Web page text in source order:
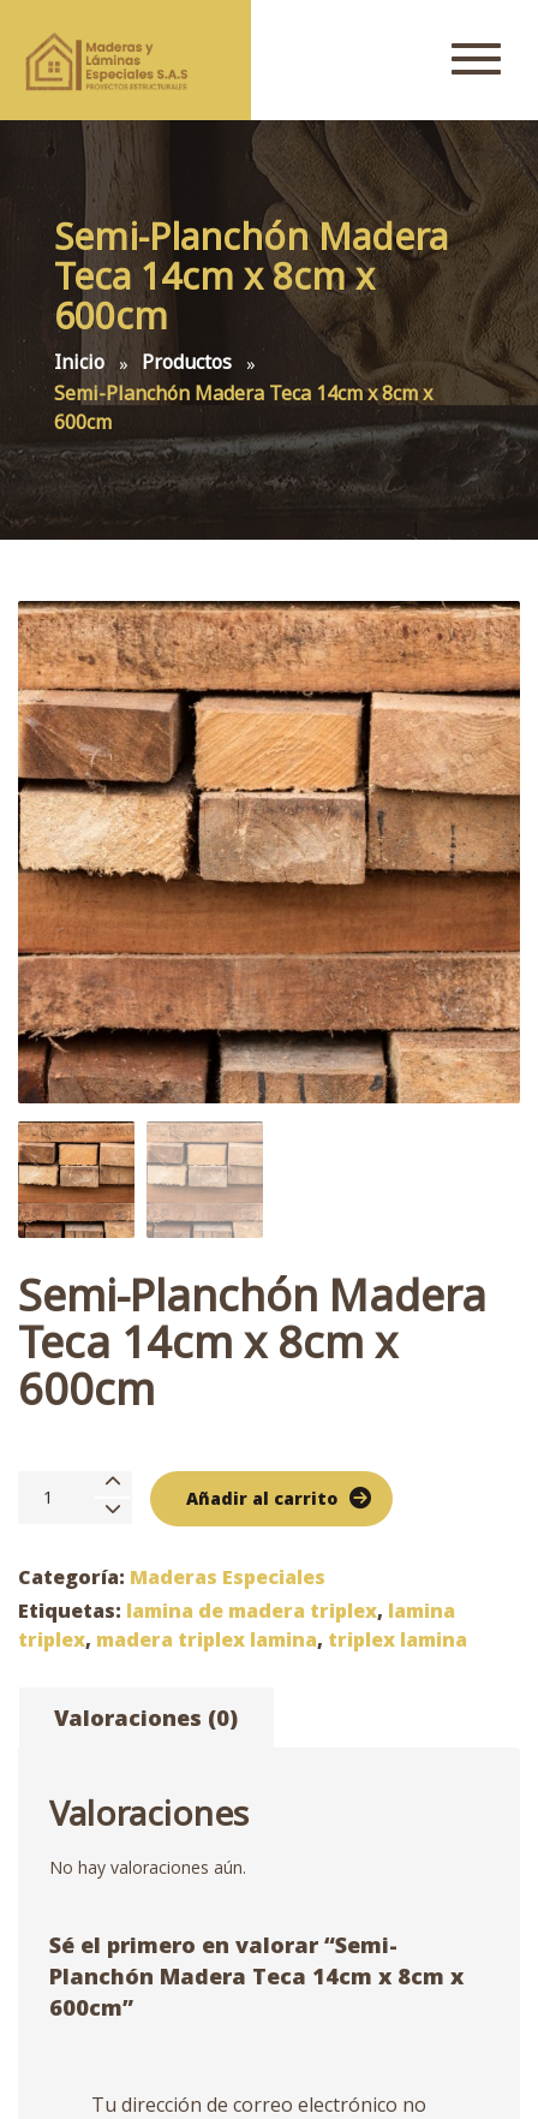
Semi-Planchón Madera
Teca 14cm x 8cm x
600cm
Inicio
Productos
Semi-Planchón Madera Teca 14cm x 8cm x
600cm
Semi-Planchón Madera
Teca 14cm x 8cm x
600cm
Teca
14cm
x
8cm
600cm
Añadir al carrito
Categoría: Maderas Especiales
Etiquetas: lamina de madera triplex, lamina
triplex, madera triplex lamina, triplex lamina
Valoraciones (0)
Valoraciones
No hay valoraciones aún.
Sé el primero en valorar “Semi-
Planchón Madera Teca 14cm x 8cm x
600cm”
Tu dirección de correo electrónico no